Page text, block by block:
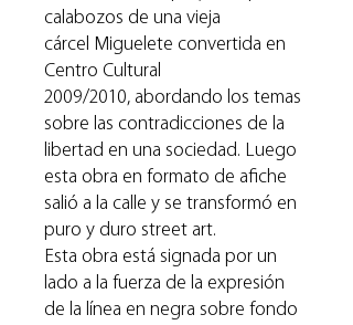
calabozos de una vieja
cárcel Miguelete convertida en
Centro Cultural
2009/2010, abordando los temas
sobre las contradicciones de la
libertad en una sociedad. Luego
esta obra en formato de afiche
salió a la calle y se transformó en
puro y duro street art.
Esta obra está signada por un
lado a la fuerza de la expresión
de la línea en negra sobre fondo